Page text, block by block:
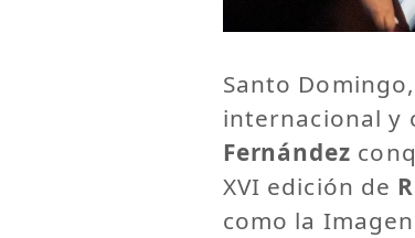
Santo
internacional y
Fernández
XVI edición de
como la